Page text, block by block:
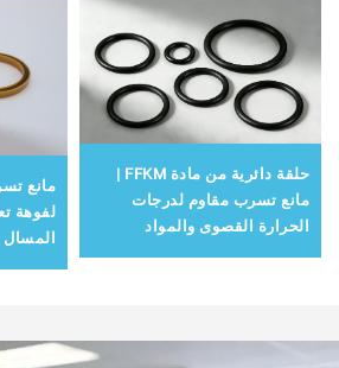
حلقة دائرية من مادة FFKM |
مانع تسرب مقاوم لدرجات
الحرارة القصوى والمواد
مانع
لفوهة
المسال